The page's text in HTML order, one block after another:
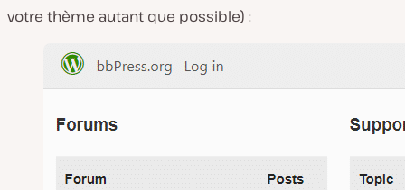
votre thème autant que possible) :